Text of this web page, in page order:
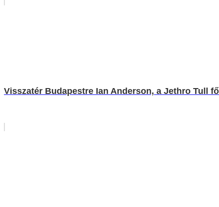
Visszatér Budapestre Ian Anderson, a Jethro Tull